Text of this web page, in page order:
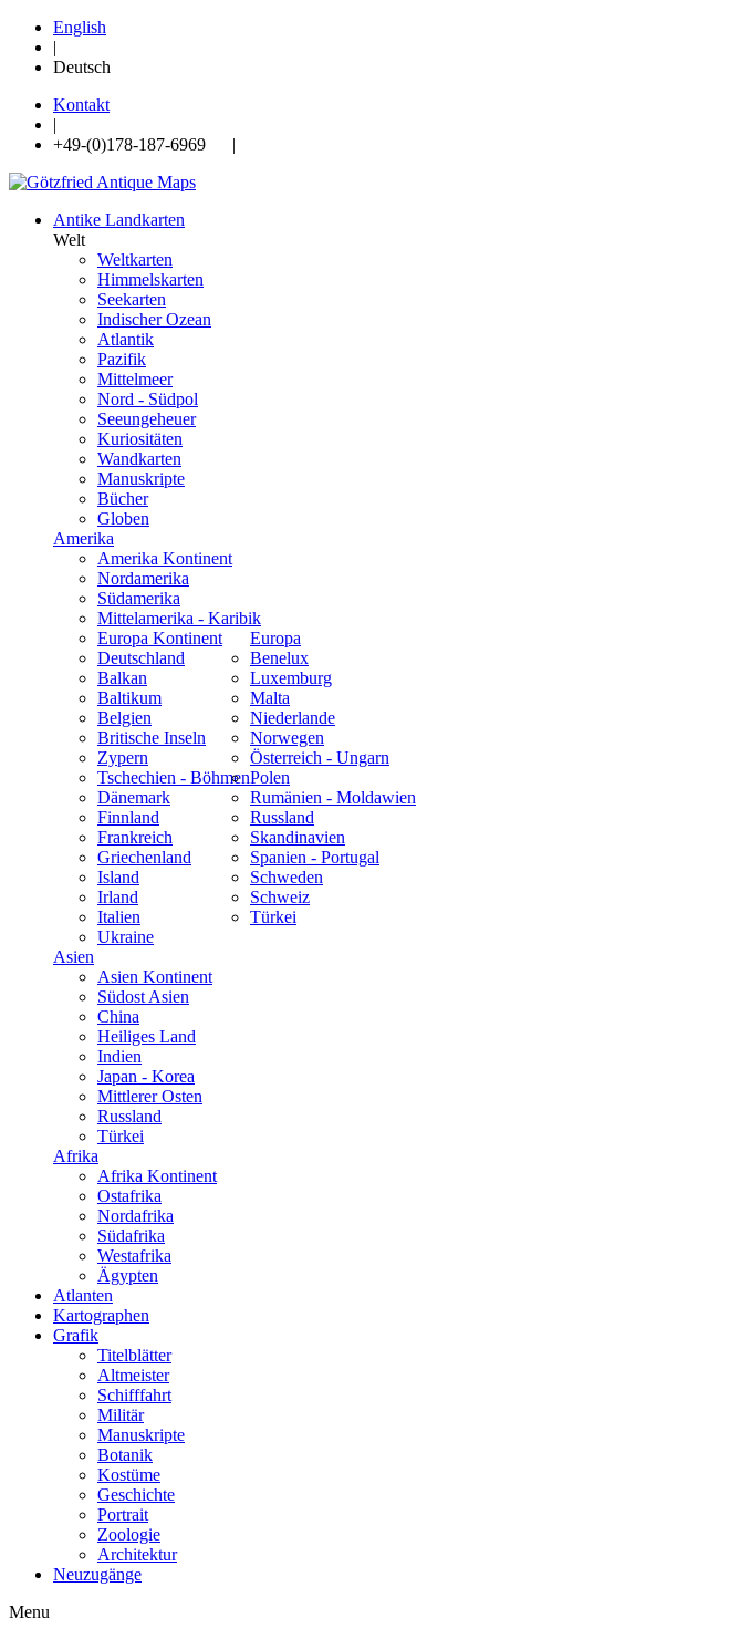
English
|
Deutsch
Kontakt
|
+49-(0)178-187-6969 |
Antike Landkarten
Welt
Weltkarten
Himmelskarten
Seekarten
Indischer Ozean
Atlantik
Pazifik
Mittelmeer
Nord - Südpol
Seeungeheuer
Kuriositäten
Wandkarten
Manuskripte
Bücher
Globen
Amerika
Amerika Kontinent
Nordamerika
Südamerika
Mittelamerika - Karibik
Europa
Europa Kontinent
Deutschland
Balkan
Baltikum
Belgien
Britische Inseln
Zypern
Tschechien - Böhmen
Dänemark
Finnland
Frankreich
Griechenland
Island
Irland
Italien
Benelux
Luxemburg
Malta
Niederlande
Norwegen
Österreich - Ungarn
Polen
Rumänien - Moldawien
Russland
Skandinavien
Spanien - Portugal
Schweden
Schweiz
Türkei
Ukraine
Asien
Asien Kontinent
Südost Asien
China
Heiliges Land
Indien
Japan - Korea
Mittlerer Osten
Russland
Türkei
Afrika
Afrika Kontinent
Ostafrika
Nordafrika
Südafrika
Westafrika
Ägypten
Atlanten
Kartographen
Grafik
Titelblätter
Altmeister
Schifffahrt
Militär
Manuskripte
Botanik
Kostüme
Geschichte
Portrait
Zoologie
Architektur
Neuzugänge
Menu